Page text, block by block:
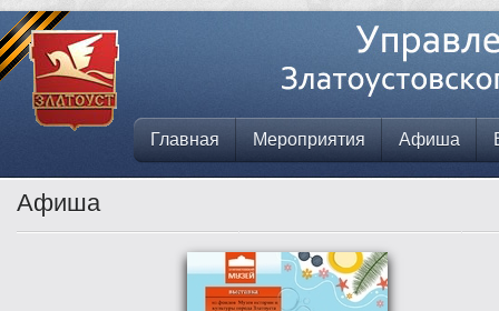
Главная Мероприятия Афиша
Афиша